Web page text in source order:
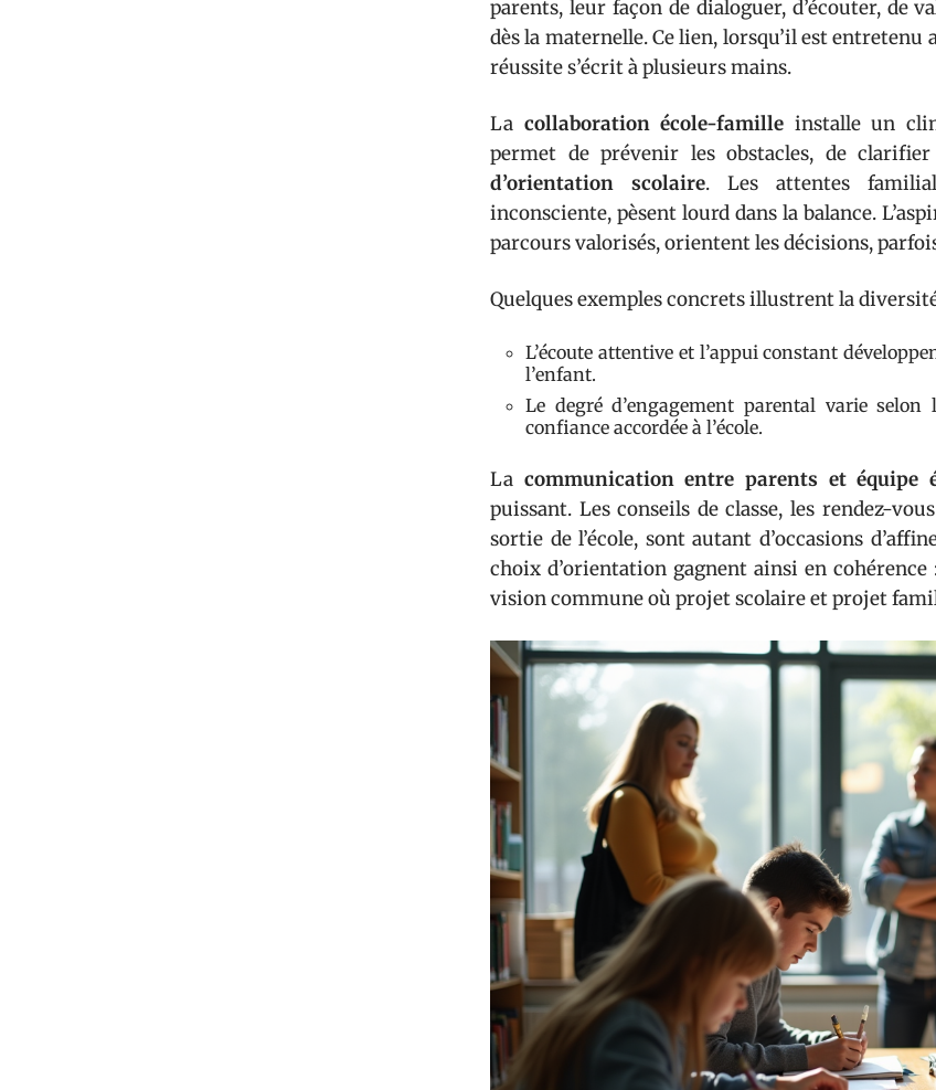
parents, leur façon de dialoguer, d’écouter, de
dès la maternelle. Ce lien, lorsqu’il est
réussite s’écrit à plusieurs mains.
La collaboration école-famille installe un
permet de prévenir les obstacles, de
d’orientation scolaire. Les attentes
inconsciente, pèsent lourd dans la balance.
parcours valorisés, orientent les décisions,
Quelques exemples concrets illustrent la
L’écoute attentive et l’appui constant
l’enfant.
Le degré d’engagement parental varie
confiance accordée à l’école.
La communication entre parents et équipe
puissant. Les conseils de classe, les rendez-
sortie de l’école, sont autant d’occasions
choix d’orientation gagnent ainsi en
vision commune où projet scolaire et projet